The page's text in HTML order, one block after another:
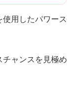
用したパワース
ャンスを見極め